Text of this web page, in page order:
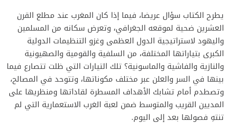
يطرح الكتاب سؤال عريضا، فيما إذا كان المغرب عند مطلع القرن
العشرين ضحية لموقعه الجغرافي، وتعرض سكانه من المسلمين
واليهود لاستراتيجية الدول العظمى وغزو التنظيمات الدولية
الكبرى بتياراتها المختلفة، من السلفية والقومية والصهيونية
والنازية والفاشية والماسونية؟ تلك التيارات التي ظلت تتصارع فيما
بينها في السر والعلن عبر مختلف مكوناتها، وتتوحد في المصالح،
وتصطدم أمام تشابك الأهداف المسطرة لقاداتها ومنظريها على
المديين القريب والمتوسط ضمن لعبة الغرب الاستعمارية التي لم
تنتهِ فصولها بعد إلى اليوم.